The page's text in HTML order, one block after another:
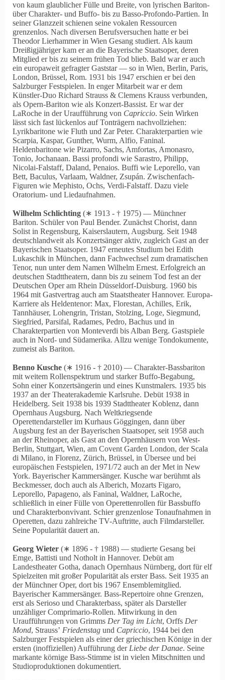
von kaum glaublicher Fülle und Breite, von lyrischen Bariton-
über Charakter- und Buffo- bis zu Basso-Profondo-Partien. In
seiner Glanzzeit schienen seine vokalen Ressourcen
grenzenlos. Nach diversen Berufsversuchen hatte er bei
Theodor Lierhammer in Wien Gesang studiert. Als kaum
Dreißigjähriger kam er an die Bayerische Staatsoper, deren
Mitglied er bis zu seinem frühen Tod blieb. Bald war er auch
ein europaweit gefragter Gaststar — so in Wien, Berlin, Paris,
London, Brüssel, Rom. 1931 bis 1947 erschien er bei den
Salzburger Festspielen. In enger Mitarbeit war er dem
Künstler-Duo Richard Strauss & Clemens Krauss verbunden,
als Opern-Bariton wie als Konzert-Bassist. Er war der
LaRoche in der Uraufführung von Capriccio. Sein Wirken
lässt sich fast lückenlos auf Tonträgern nachvollziehen:
Lyrikbaritone wie Fluth und Zar Peter. Charakterpartien wie
Scarpia, Kaspar, Gunther, Wurm, Alfio, Faninal.
Heldenbaritone wie Pizarro, Sachs, Amfortas, Amonasro,
Tonio, Jochanaan. Bassi profondi wie Sarastro, Philipp,
Nicolai-Falstaff, Daland, Penaios. Buffi wie Leporello, van
Bett, Baculus, Varlaam, Waldner, Zsupán. Zwischenfach-
Figuren wie Mephisto, Ochs, Verdi-Falstaff. Dazu viele
Oratorium- und Liedaufnahmen.
Wilhelm Schlichting (∗ 1913 ‑ † 1975) — Münchner
Bariton. Schüler von Paul Bender. Zunächst Chorist, dann
Solist in Regensburg, Kaiserslautern, Augsburg. Seit 1948
deutschlandweit als Konzertsänger aktiv, zugleich Gast an der
Bayerischen Staatsoper. 1947 erneutes Studium bei Edith
Lukaschik in München, dann Fachwechsel zum dramatischen
Tenor, nun unter dem Namen Wilhelm Ernest. Erfolgreich an
deutschen Stadttheatern, dann bis zu seinem Tod fest an der
Deutschen Oper am Rhein Düsseldorf-Duisburg. 1960 bis
1964 mit Gastvertrag auch am Staatstheater Hannover. Europa-
Karriere als Heldentenor: Max, Florestan, Achilles, Erik,
Tannhäuser, Lohengrin, Tristan, Stolzing, Loge, Siegmund,
Siegfried, Parsifal, Radames, Pedro, Bachus und in
Charakterpartien von Monteverdi bis Alban Berg. Gastspiele
auch in Nord- und Südamerika. Allzu wenige Tondokumente,
zumeist als Bariton.
Benno Kusche (∗ 1916 ‑ † 2010) — Charakter-Bassbariton
mit weitem Rollenspektrum und starker Buffo-Begabung,
Sohn einer Konzertsängerin und eines Kunstmalers. 1935 bis
1937 an der Theaterakademie Karlsruhe. Debüt 1938 in
Heidelberg. Seit 1938 bis 1939 Stadttheater Koblenz, dann
Opernhaus Augsburg. Nach Weltkriegsende
Operettendarsteller im Kurhaus Göggingen, dann über
Augsburg fest an der Bayerischen Staatsoper, seit 1958 auch
an der Rheinoper, als Gast an den Opernhäusern von West-
Berlin, Stuttgart, Wien, am Covent Garden London, der Scala
di Milano, in Florenz, Zürich, Brüssel, in Übersee und bei
europäischen Festspielen, 1971/72 auch an der Met in New
York. Bayerischer Kammersänger. Kusche war berühmt als
Beckmesser, doch auch als Alberich, Mozarts Figaro,
Leporello, Papageno, als Faninal, Waldner, LaRoche,
schließlich in einer Fülle von Operettenrollen für Bassbuffo
und Charakterbonvivant. Schier grenzenlose Tonaufnahmen in
Operetten, dazu zahlreiche TV-Auftritte, auch Filmdarsteller.
Seine Popularität dauert an.
Georg Wieter (∗ 1896 ‑ † 1988) — studierte Gesang bei
Emge, Battisti und Notholt in Hannover. Debüt am
Landestheater Gotha, danach Opernhaus Nürnberg, dort für elf
Spielzeiten mit großer Popularität als erster Bass. Seit 1935 an
der Münchner Oper, dort bis 1967 Ensemblemitglied.
Bayerischer Kammersänger. Bass-Repertoire ohne Grenzen,
erst als Serioso und Charakterbass, später als Darsteller
unzähliger Comprimario-Rollen. Mitwirkung in den
Uraufführungen von Grimms Der Tag im Licht, Orffs Der
Mond, Strauss’ Friedenstag und Capriccio, 1944 bei den
Salzburger Festspielen als einer der griechischen Könige in der
ersten (inoffiziellen) Aufführung derLiebe der Danae. Seine
markante körnige Bass-Stimme ist in vielen Mitschnitten und
Studioproduktionen dokumentiert.